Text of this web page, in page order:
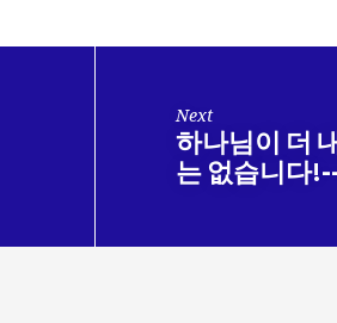
Next
하나님이 더
는 없습니다